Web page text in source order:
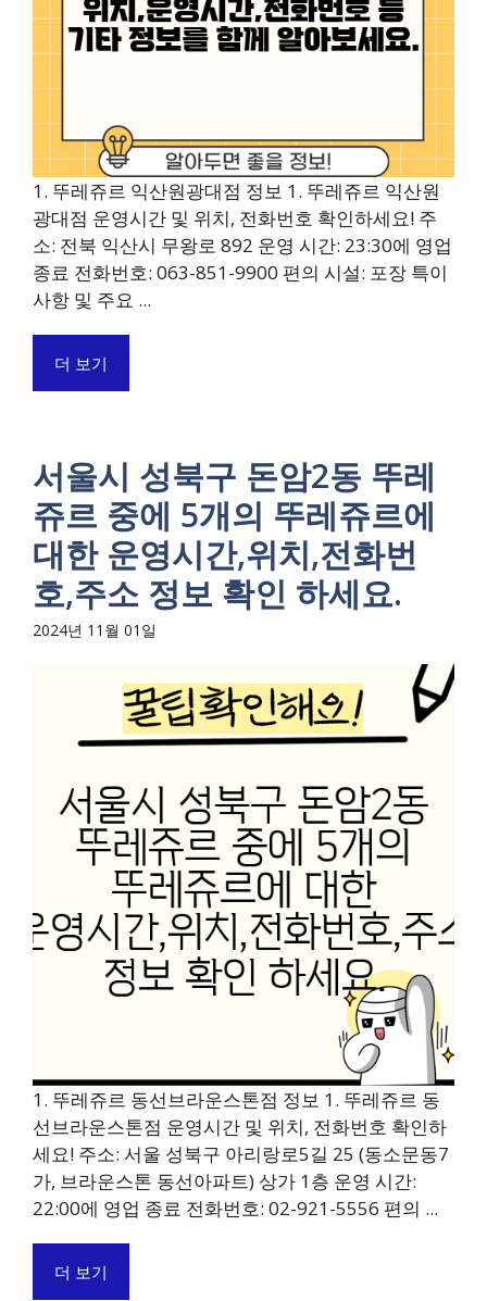
1. 뚜레쥬르 익산원광대점 정보 1. 뚜레쥬르 익산원
광대점 운영시간 및 위치, 전화번호 확인하세요! 주
소: 전북 익산시 무왕로 892 운영 시간: 23:30에 영업
종료 전화번호: 063-851-9900 편의 시설: 포장 특이
사항 및 주요 ...
더 보기
서울시 성북구 돈암2동 뚜레
쥬르 중에 5개의 뚜레쥬르에
대한 운영시간,위치,전화번
호,주소 정보 확인 하세요.
2024년 11월 01일
1. 뚜레쥬르 동선브라운스톤점 정보 1. 뚜레쥬르 동
선브라운스톤점 운영시간 및 위치, 전화번호 확인하
세요! 주소: 서울 성북구 아리랑로5길 25 (동소문동7
가, 브라운스톤 동선아파트) 상가 1층 운영 시간:
22:00에 영업 종료 전화번호: 02-921-5556 편의 ...
더 보기